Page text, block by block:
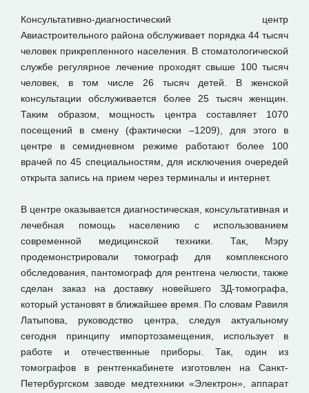
Консультативно-диагностический центр
Авиастроительного района обслуживает порядка 44 тысяч
человек прикрепленного населения. В стоматологической
службе регулярное лечение проходят свыше 100 тысяч
человек, в том числе 26 тысяч детей. В женской
консультации обслуживается более 25 тысяч женщин.
Таким образом, мощность центра составляет 1070
посещений в смену (фактически –1209), для этого в
центре в семидневном режиме работают более 100
врачей по 45 специальностям, для исключения очередей
открыта запись на прием через терминалы и интернет.
В центре оказывается диагностическая, консультативная и
лечебная помощь населению с использованием
современной медицинской техники. Так, Мэру
продемонстрировали томограф для комплексного
обследования, пантомограф для рентгена челюсти, также
сделан заказ на доставку новейшего ЗД-томографа,
который установят в ближайшее время. По словам Равиля
Латыпова, руководство центра, следуя актуальному
сегодня принципу импортозамещения, использует в
работе и отечественные приборы. Так, один из
томографов в рентгенкабинете изготовлен на Санкт-
Петербургском заводе медтехники «Электрон», аппарат